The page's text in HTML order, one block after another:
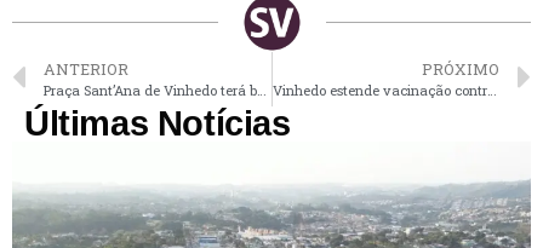
ANTERIOR
Praça Sant’Ana de Vinhedo terá brinquedos infláveis gratuitos neste sábado
PRÓXIMO
Vinhedo estende vacinação contra a dengue para crianças de 10 a 14 anos a partir da próxima 2ª-feira
Últimas Notícias